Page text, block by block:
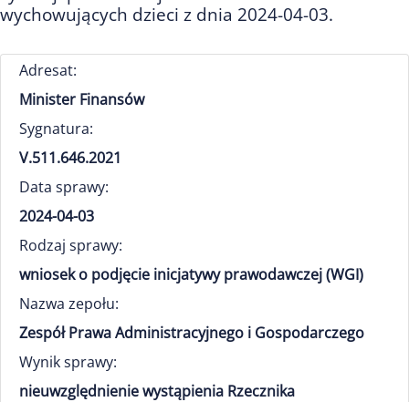
wychowujących dzieci z dnia 2024-04-03.
Adresat:
Minister Finansów
Sygnatura:
V.511.646.2021
Data sprawy:
2024-04-03
Rodzaj sprawy:
wniosek o podjęcie inicjatywy prawodawczej (WGI)
Nazwa zepołu:
Zespół Prawa Administracyjnego i Gospodarczego
Wynik sprawy:
nieuwzględnienie wystąpienia Rzecznika